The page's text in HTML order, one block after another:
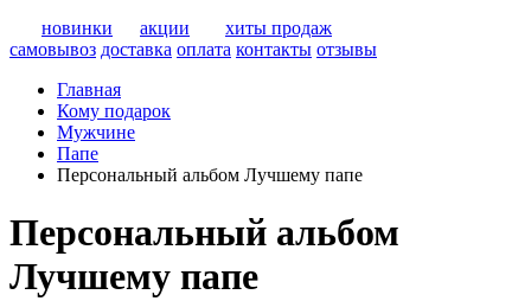
новинки акции
хиты продаж
самовывоз доставка оплата контакты отзывы
Главная
Кому подарок
Мужчине
Папе
Персональный альбом Лучшему папе
Персональный альбом
Лучшему папе